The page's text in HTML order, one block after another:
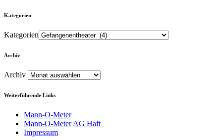
Kategorien
Kategorien
Archiv
Archiv
Weiterführende Links
Mann-O-Meter
Mann-O-Meter AG Haft
Impressum